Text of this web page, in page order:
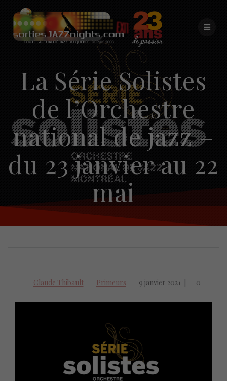
content
La Série Solistes
de l’Orchestre
national de jazz –
du 23 janvier au 22
mai
Claude Thibault Primeurs 9 janvier 2021 0